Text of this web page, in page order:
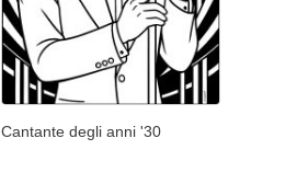
Cantante degli anni '30